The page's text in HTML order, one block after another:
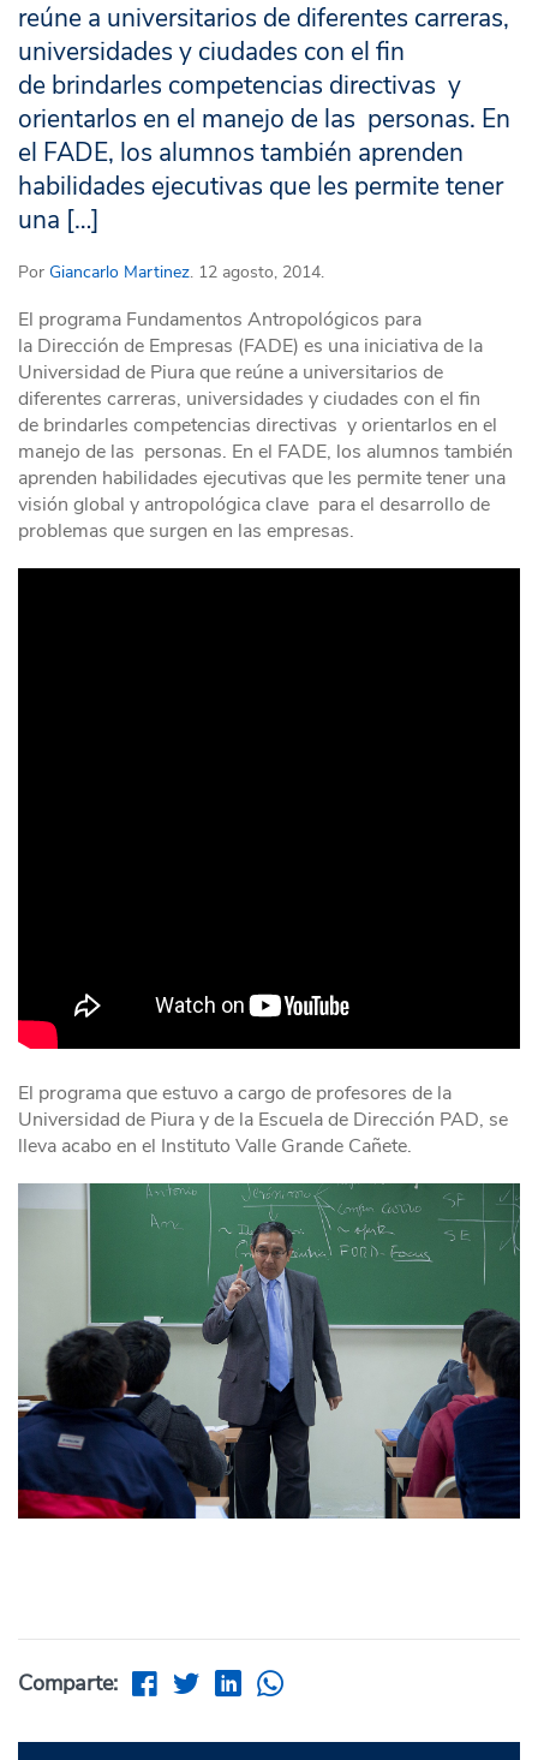
reúne a universitarios de diferentes carreras,
universidades y ciudades con el fin
de brindarles competencias directivas y
orientarlos en el manejo de las personas. En
el FADE, los alumnos también aprenden
habilidades ejecutivas que les permite tener
una […]
Por Giancarlo Martinez. 12 agosto, 2014.
El programa Fundamentos Antropológicos para
la Dirección de Empresas (FADE) es una iniciativa de la
Universidad de Piura que reúne a universitarios de
diferentes carreras, universidades y ciudades con el fin
de brindarles competencias directivas y orientarlos en el
manejo de las personas. En el FADE, los alumnos también
aprenden habilidades ejecutivas que les permite tener una
visión global y antropológica clave para el desarrollo de
problemas que surgen en las empresas.
El programa que estuvo a cargo de profesores de la
Universidad de Piura y de la Escuela de Dirección PAD, se
lleva acabo en el Instituto Valle Grande Cañete.
Comparte: